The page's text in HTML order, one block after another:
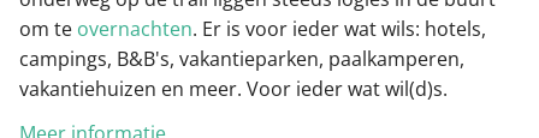
om te overnachten. Er is voor ieder wat wils: hotels,
campings, B&B's, vakantieparken, paalkamperen,
vakantiehuizen en meer. Voor ieder wat wil(d)s.
Meer informatie